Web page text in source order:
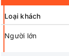
Loại khách
Người lớn